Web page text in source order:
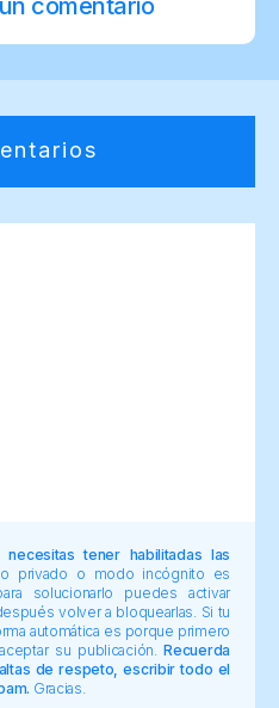
comentario
tener habilitadas las
privado o modo incógnito es
solucionarlo puedes activar
volver a bloquearlas. Si tu
automática es porque primero
su publicación.Recuerda
de respeto, escribir todo el
Gracias.